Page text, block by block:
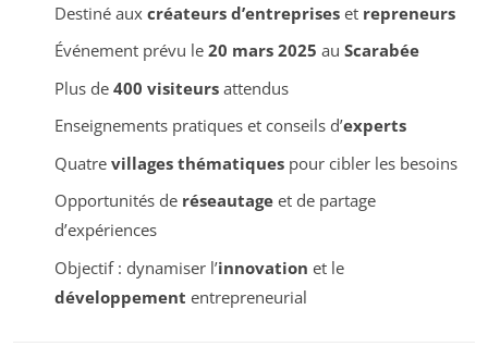
Destiné aux créateurs d’entrepriseset repreneurs
Événement prévu le 20 mars 2025 au Scarabée
Plus de 400 visiteursattendus
Enseignements pratiques et conseils d’experts
Quatre villages thématiquespour cibler les besoins
Opportunités de réseautageet de partage
d’expériences
Objectif : dynamiser l’innovation et le
développement entrepreneurial